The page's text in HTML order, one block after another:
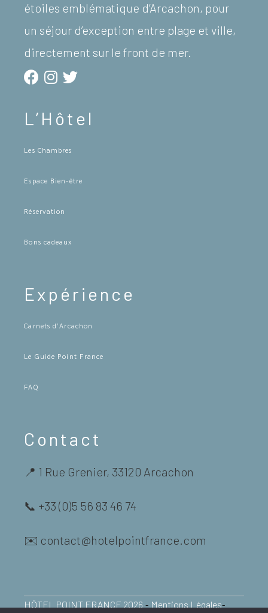
étoiles emblématique d’Arcachon, pour
un séjour d’exception entre plage et ville,
directement sur le front de mer.
L’Hôtel
Les Chambres
Espace Bien-être
Réservation
Bons cadeaux
Expérience
Carnets d’Arcachon
Le Guide Point France
FAQ
Contact
📍 1 Rue Grenier, 33120 Arcachon
📞 +33 (0)5 56 83 46 74
✉️ contact@hotelpointfrance.com
HÔTEL POINT FRANCE 2026-Mentions Légales-